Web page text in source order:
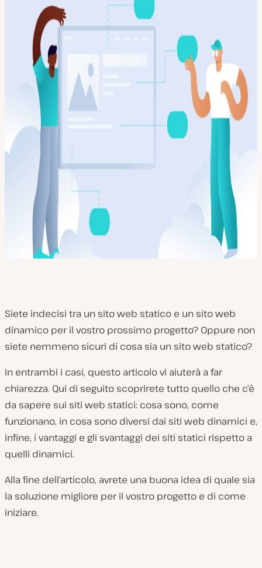
Siete indecisi tra un sito web statico e un sito web
dinamico per il vostro prossimo progetto? Oppure non
siete nemmeno sicuri di cosa sia un sito web statico?
In entrambi i casi, questo articolo vi aiuterà a far
chiarezza. Qui di seguito scoprirete tutto quello che c’è
da sapere sui siti web statici: cosa sono, come
funzionano, in cosa sono diversi dai siti web dinamici e,
infine, i vantaggi e gli svantaggi dei siti statici rispetto a
quelli dinamici.
Alla fine dell’articolo, avrete una buona idea di quale sia
la soluzione migliore per il vostro progetto e di come
iniziare.